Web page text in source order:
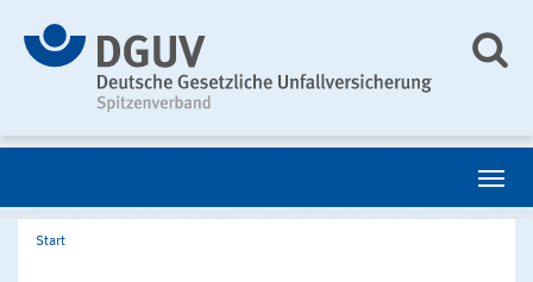
Start